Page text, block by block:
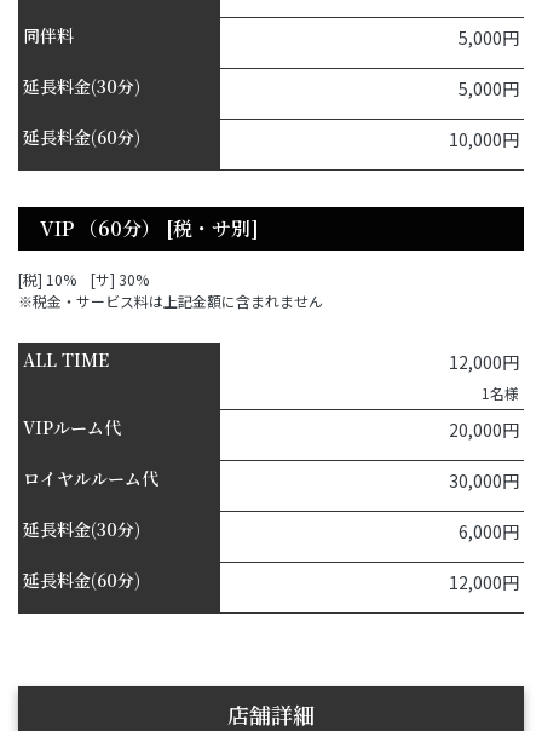
同伴料
5,000円
延長料金(30分)
5,000円
延長料金(60分)
10,000円
VIP （60分） [税・サ別]
[税] 10% [サ] 30%
※税金・サービス料は上記金額に含まれません
ALL TIME 12,000円
1名様
VIPルーム代
20,000円
ロイヤルルーム代
30,000円
延長料金(30分)
6,000円
延長料金(60分)
12,000円
店舗詳細